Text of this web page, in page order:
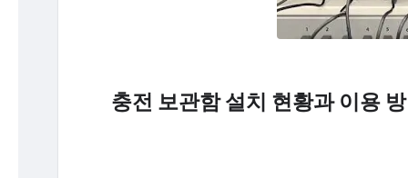
충전 보관함 설치 현황과 이용